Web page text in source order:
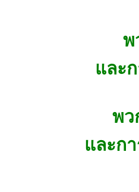
พ
และ
พว
และก